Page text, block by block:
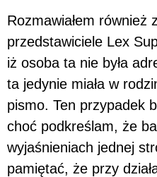
Rozmawiałem również
przedstawiciele Lex
iż osoba ta nie była
ta jedynie miała w
pismo. Ten przypadek
choć podkreślam, że
wyjaśnieniach jednej
pamiętać, że przy